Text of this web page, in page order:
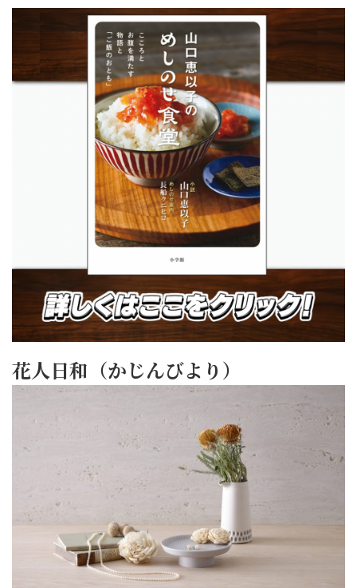
花人日和（かじんびより）